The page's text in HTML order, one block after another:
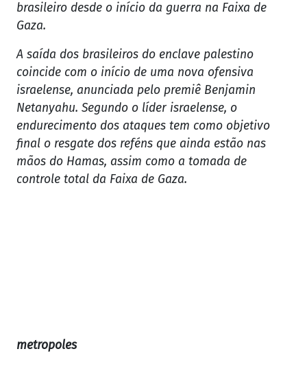
brasileiro desde o início da guerra na Faixa de
Gaza.
A saída dos brasileiros do enclave palestino
coincide com o início de uma nova ofensiva
israelense, anunciada pelo premiê Benjamin
Netanyahu. Segundo o líder israelense, o
endurecimento dos ataques tem como objetivo
final o resgate dos reféns que ainda estão nas
mãos do Hamas, assim como a tomada de
controle total da Faixa de Gaza.
metropoles